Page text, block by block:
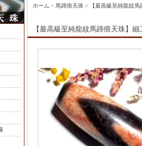
ホーム > 馬蹄痕天珠 > 【最高級至純龍紋
【最高級至純龍紋馬蹄痕天珠】